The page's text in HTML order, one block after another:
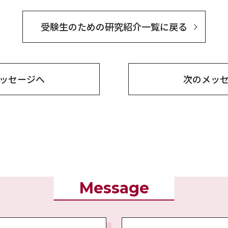
受験生のための研究紹介一覧に戻る
セージへ 次のメッ
Message